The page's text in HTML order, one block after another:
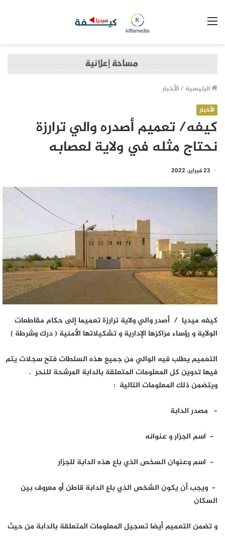
الرئيسية /الأخبار
الأخبار
كيفه/ تعميم أصدره والي ترارزة
نحتاج مثله في ولاية لعصابه
23 فبراير، 2022
كيفه ميديا / أصدر والي ولاية ترارزة تعميما إلى حكام مقاطعات
الولاية و رؤساء مراكزها الإدارية و تشكيلاتها الأمنية ( درك وشرطة )
التعميم يطلب فيه الوالي من جميع هذه السلطات فتح سجلات يتم
فيها تدوين كل المعلومات المتعلقة بالدابة المرشحة للنحر .
ويتضمن ذلك المعلومات التالية :
– مصدر الدابة
– اسم الجزار و عنوانه
– اسم وعنوان السخص الذي باع هذه الدابة للجزار
– ويجب أن يكون الشخص الذي باع الدابة قاطن أو معروف بين
السكان
و تضمن التعميم أيضا تسجيل المعلومات المتعلقة بالدابة من حيث